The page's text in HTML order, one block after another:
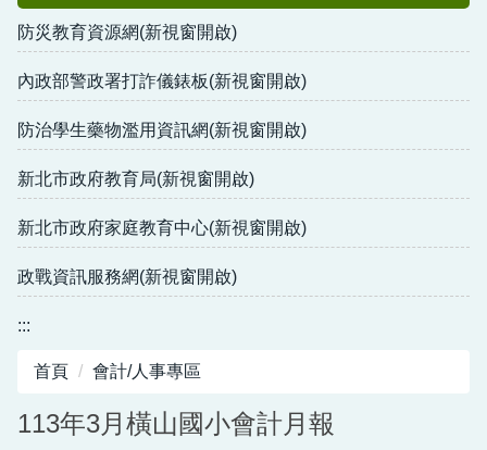
防災教育資源網(新視窗開啟)
內政部警政署打詐儀錶板(新視窗開啟)
防治學生藥物濫用資訊網(新視窗開啟)
新北市政府教育局(新視窗開啟)
新北市政府家庭教育中心(新視窗開啟)
政戰資訊服務網(新視窗開啟)
:::
首頁 會計/人事專區
113年3月橫山國小會計月報